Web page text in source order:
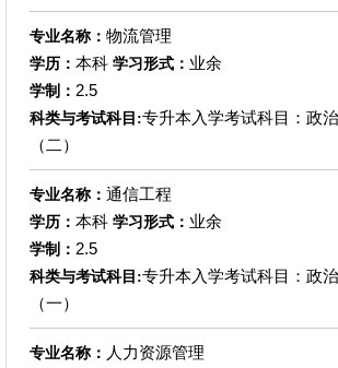
专业名称： 物流管理
学历： 本科 学习形式： 业余
学制： 2.5
科类与考试科目:专升本入学考试科目：政
（二）
专业名称： 通信工程
学历： 本科 学习形式： 业余
学制： 2.5
科类与考试科目:专升本入学考试科目：政
（一）
专业名称： 人力资源管理